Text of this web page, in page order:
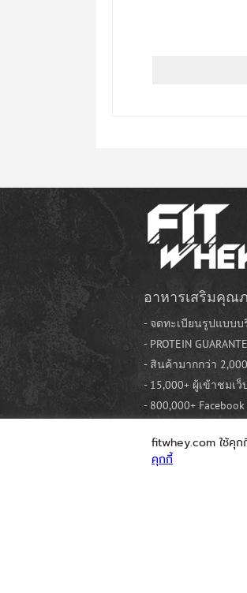
อาหารเสริมคุณภ
- จดทะเบียนรูปแบบ
- PROTEIN
- สินค้ามากกว่า
- 15,000+ ผู้เข้าชมเ
- 800,000+ Facebook
fitwhey.com ใช้คุก
คุกกี้